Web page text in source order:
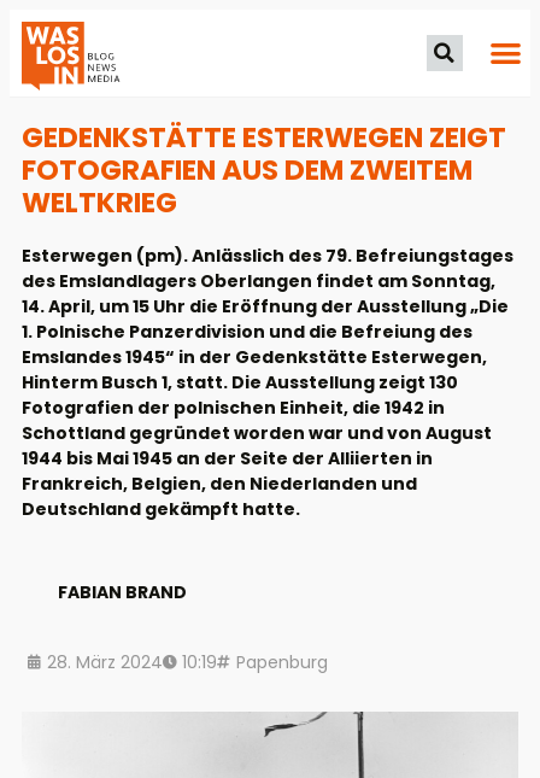
GEDENKSTÄTTE ESTERWEGEN ZEIGT
FOTOGRAFIEN AUS DEM ZWEITEM
WELTKRIEG
Esterwegen (pm). Anlässlich des 79. Befreiungstages
des Emslandlagers Oberlangen findet am Sonntag,
14. April, um 15 Uhr die Eröffnung der Ausstellung „Die
1. Polnische Panzerdivision und die Befreiung des
Emslandes 1945“ in der Gedenkstätte Esterwegen,
Hinterm Busch 1, statt. Die Ausstellung zeigt 130
Fotografien der polnischen Einheit, die 1942 in
Schottland gegründet worden war und von August
1944 bis Mai 1945 an der Seite der Alliierten in
Frankreich, Belgien, den Niederlanden und
Deutschland gekämpft hatte.
FABIAN BRAND
28. März 2024 10:19 Papenburg